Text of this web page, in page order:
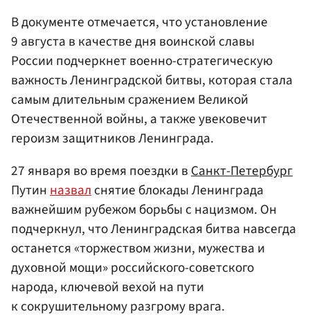
В документе отмечается, что установление
9 августа в качестве дня воинской славы
России подчеркнет военно-стратегическую
важность Ленинградской битвы, которая стала
самым длительным сражением Великой
Отечественной войны, а также увековечит
героизм защитников Ленинграда.
27 января во время поездки вСанкт-Петербург
Путинназвалснятие блокады Ленинграда
важнейшим рубежом борьбы с нацизмом. Он
подчеркнул, что Ленинградская битва навсегда
останется «торжеством жизни, мужества и
духовной мощи» российского-советского
народа, ключевой вехой на пути
к сокрушительному разгрому врага.